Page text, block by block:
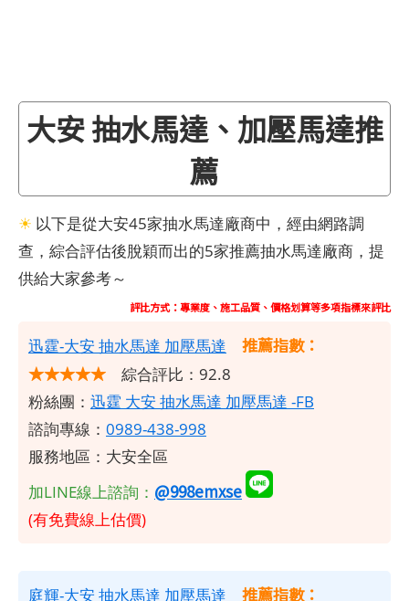
大安 抽水馬達、加壓馬達推
薦
☀ 以下是從大安45家抽水馬達廠商中，經由網路調
查，綜合評估後脫穎而出的5家推薦抽水馬達廠商，提
供給大家參考～
評比方式：專業度、施工品質、價格划算等多項指標來評比
​迅霆-大安 抽水馬達 加壓馬達
推薦指數：
★★★★★ 綜合評比：92.8
粉絲團： 迅霆 大安 抽水馬達 加壓馬達 -FB
諮詢專線： 0989-438-998
服務地區：大安全區
加LINE線上諮詢： @998emxse
(有免費線上估價)
庭輝-大安 抽水馬達 加壓馬達
推薦指數：